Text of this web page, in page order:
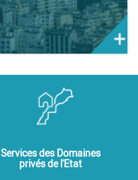
Services des Domaines
privés de l'Etat